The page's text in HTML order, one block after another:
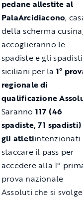
pedane allestite al
PalaArcidiacono,
della scherma
accoglieranno le
spadiste e gli spadisti
siciliani per la 1°
regionale di
qualificazione
Saranno 117 (46
spadiste, 71 spadisti)
gli atletiintenzionati
staccare il pass per
accedere alla 1°
prova nazionale
Assoluti che si